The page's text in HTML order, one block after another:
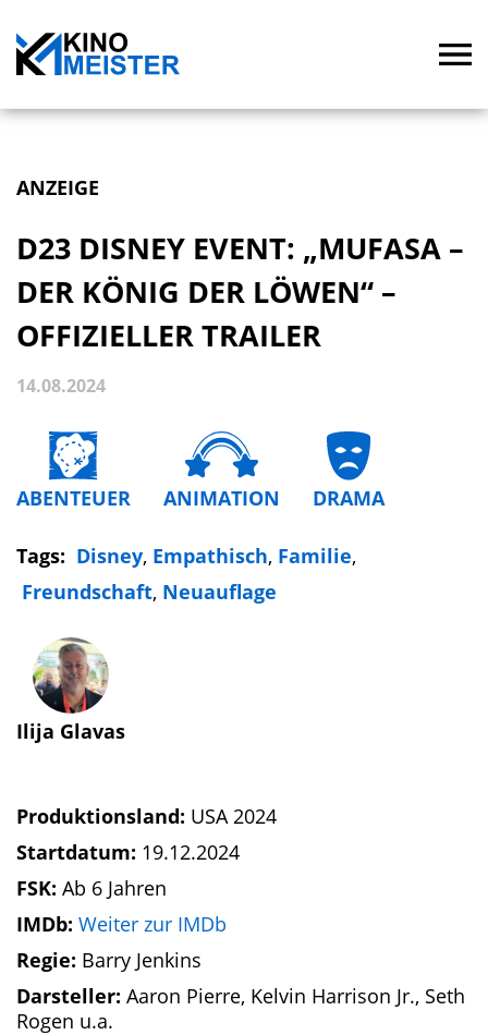
ANZEIGE
D23 DISNEY EVENT: „MUFASA –
DER KÖNIG DER LÖWEN“ –
OFFIZIELLER TRAILER
14.08.2024
ABENTEUER ANIMATION DRAMA
Tags: Disney, Empathisch, Familie,
Freundschaft, Neuauflage
Ilija Glavas
Produktionsland: USA 2024
Startdatum: 19.12.2024
FSK: Ab 6 Jahren
IMDb: Weiter zur IMDb
Regie: Barry Jenkins
Darsteller: Aaron Pierre, Kelvin Harrison Jr., Seth
Rogen u.a.